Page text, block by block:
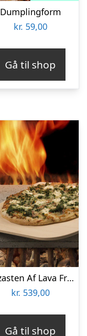
Dumplingform
kr. 59,00
Gå til shop
Pizzasten Af Lava Fra Etna
kr. 539,00
Gå til shop